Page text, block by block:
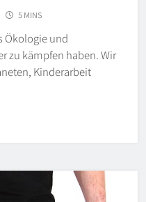
5 MINS
Ökologie und
zu kämpfen haben. Wir
Kinderarbeit